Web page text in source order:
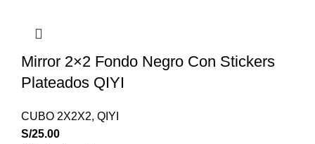
Mirror 2×2 Fondo Negro Con Stickers
Plateados QIYI
CUBO 2X2X2, QIYI
S/25.00